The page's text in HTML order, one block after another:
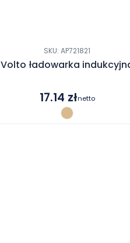
SKU: AP721821
Volto ładowarka
17.14 złnetto